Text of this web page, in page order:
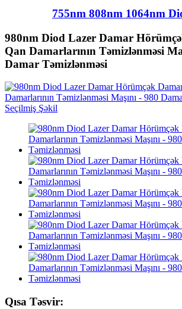
755nm 808nm 1064nm
980nm Diod Lazer Damar
Qan Damarlarının Təmizlənməsi
Damar Təmizlənməsi
Qısa Təsvir: